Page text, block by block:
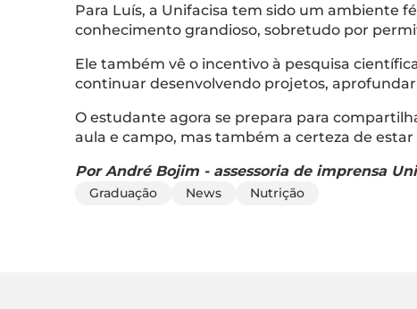
Para Luís, a Unifacisa tem sido um ambiente
conhecimento grandioso, sobretudo por
Ele também vê o incentivo à pesquisa
continuar desenvolvendo projetos,
O estudante agora se prepara para
aula e campo, mas também a certeza de
Por André Bojim - assessoria de imprensa
Graduação News Nutrição